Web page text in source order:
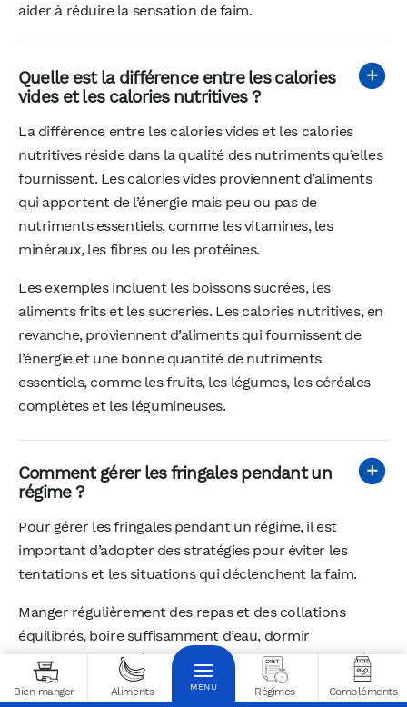
aider à réduire la sensation de faim.
Quelle est la différence entre les calories
vides et les calories nutritives ?
La différence entre les calories vides et les calories
nutritives réside dans la qualité des nutriments qu’elles
fournissent. Les calories vides proviennent d’aliments
qui apportent de l’énergie mais peu ou pas de
nutriments essentiels, comme les vitamines, les
minéraux, les fibres ou les protéines.
Les exemples incluent les boissons sucrées, les
aliments frits et les sucreries. Les calories nutritives, en
revanche, proviennent d’aliments qui fournissent de
l’énergie et une bonne quantité de nutriments
essentiels, comme les fruits, les légumes, les céréales
complètes et les légumineuses.
Comment gérer les fringales pendant un
régime ?
Pour gérer les fringales pendant un régime, il est
important d’adopter des stratégies pour éviter les
tentations et les situations qui déclenchent la faim.
Manger régulièrement des repas et des collations
équilibrés, boire suffisamment d’eau, dormir
suffisamment et gérer le stress sont des facteurs clés.
Lorsqu’une fringale survient, essayez de la combattre
Bien manger Aliments Régimes Compléments